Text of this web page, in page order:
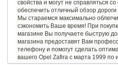
свойства и могут не справляться
обеспечить отличный обзор
Мы стараемся максимально
сэкономить Ваше время! При
магазине Вы получаете быструю
магазина предоставят Вам
телефону и помогут сделать
вашего Opel Zafira с марта 1999 по